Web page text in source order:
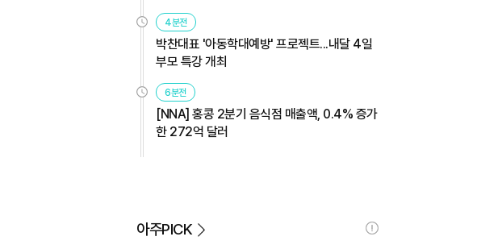
4분전
박찬대표 '아동학대예방' 프로젝트...내달 4일
부모 특강 개최
6분전
[NNA] 홍콩 2분기 음식점 매출액, 0.4% 증가
한 272억 달러
아주PICK